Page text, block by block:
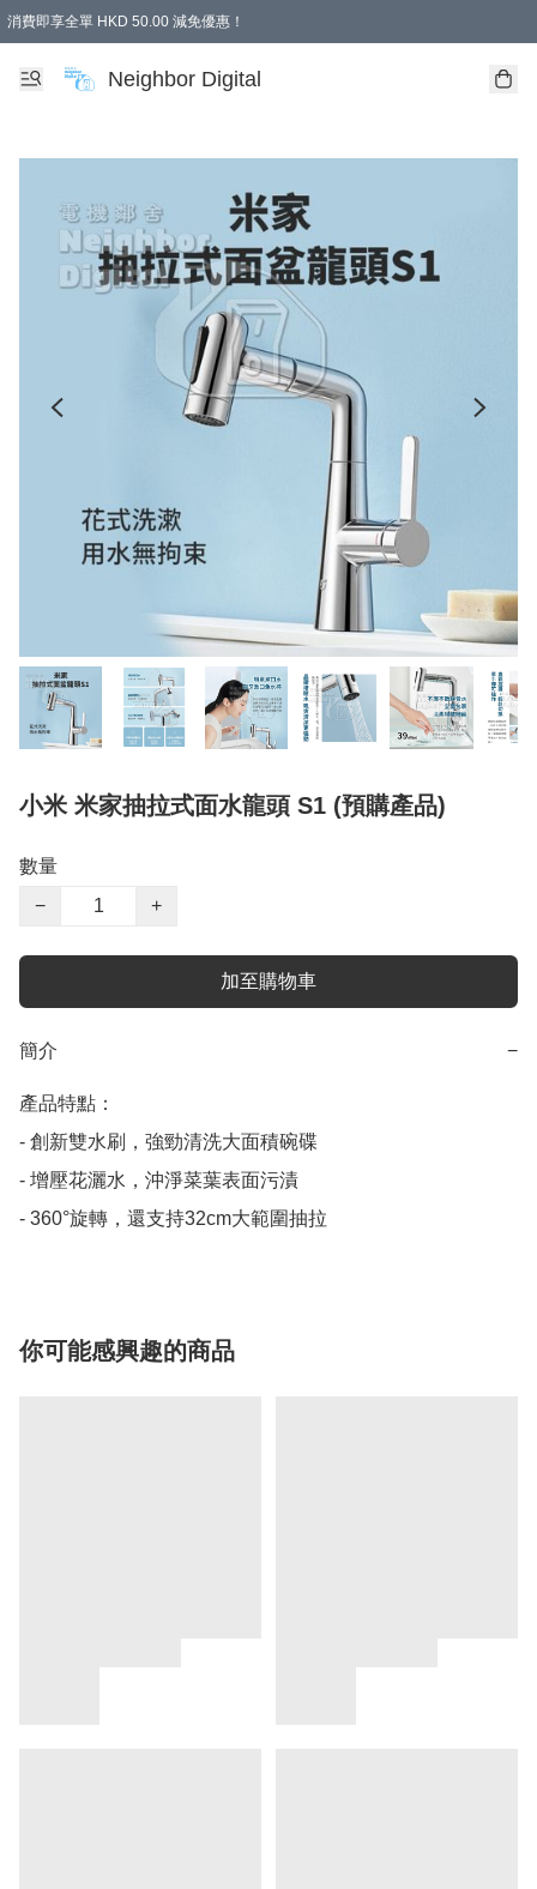
消費即享全單 HKD 50.00 減免優惠！
Neighbor Digital
小米 米家抽拉式面水龍頭 S1 (預購產品)
數量
−
+
加至購物車
簡介 −
產品特點：
- 創新雙水刷，強勁清洗大面積碗碟
- 增壓花灑水，沖淨菜葉表面污漬
- 360°旋轉，還支持32cm大範圍抽拉
你可能感興趣的商品